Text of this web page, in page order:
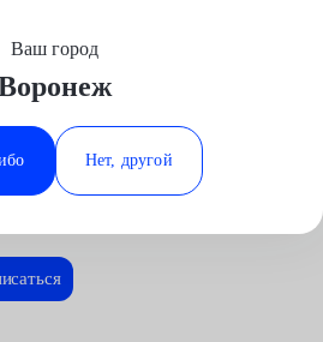
Минеральные Воды
Ростов-на-Дону
Ставрополь
Ваш город
Нет, другой
Автосервис
Ford в Воронеже